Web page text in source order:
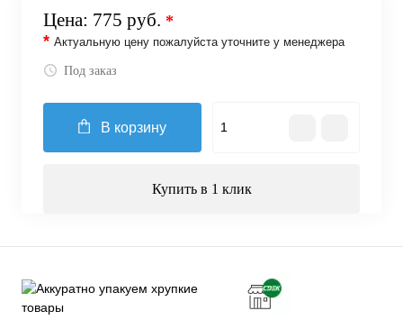
Цена: 775 руб. *
* Актуальную цену пожалуйста уточните у менеджера
Под заказ
В корзину
Купить в 1 клик